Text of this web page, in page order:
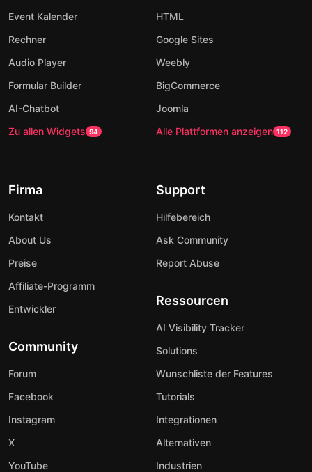
Event Kalender
Rechner
Audio Player
Formular Builder
AI-Chatbot
Zu allen Widgets 94
HTML
Google Sites
Weebly
BigCommerce
Joomla
Alle Plattformen anzeigen 112
Firma
Kontakt
About Us
Preise
Affiliate-Programm
Entwickler
Community
Forum
Facebook
Instagram
X
YouTube
Support
Hilfebereich
Ask Community
Report Abuse
Ressourcen
AI Visibility Tracker
Solutions
Wunschliste der Features
Tutorials
Integrationen
Alternativen
Industrien